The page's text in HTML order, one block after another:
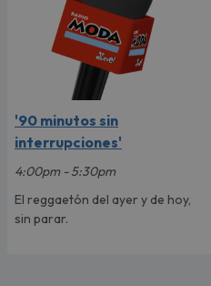
'90 minutos sin
interrupciones'
4:00pm - 5:30pm
El reggaetón del ayer y de hoy,
sin parar.